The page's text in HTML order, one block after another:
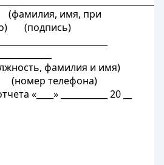
имя, при
(подпись)
фамилия и имя)
телефона)
«____» ___________ 20 __